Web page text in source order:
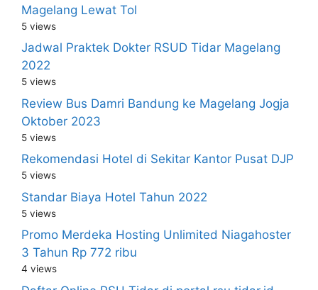
Magelang Lewat Tol
5 views
Jadwal Praktek Dokter RSUD Tidar Magelang
2022
5 views
Review Bus Damri Bandung ke Magelang Jogja
Oktober 2023
5 views
Rekomendasi Hotel di Sekitar Kantor Pusat DJP
5 views
Standar Biaya Hotel Tahun 2022
5 views
Promo Merdeka Hosting Unlimited Niagahoster
3 Tahun Rp 772 ribu
4 views